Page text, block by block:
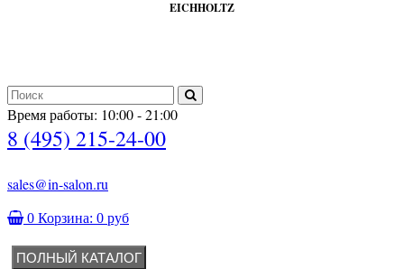
EICHHOLTZ
Время работы: 10:00 - 21:00
8 (495) 215-24-00
sales@in-salon.ru
0 Корзина: 0 руб
ПОЛНЫЙ КАТАЛОГ